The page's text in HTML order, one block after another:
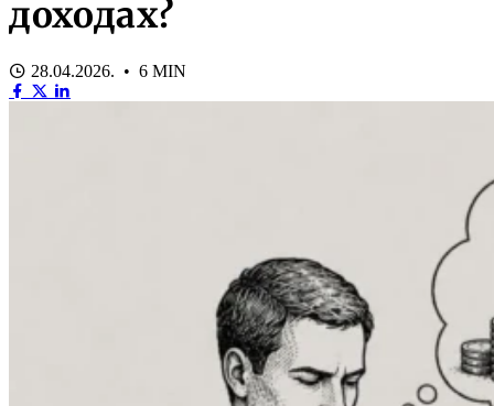
доходах?
28.04.2026. • 6 MIN